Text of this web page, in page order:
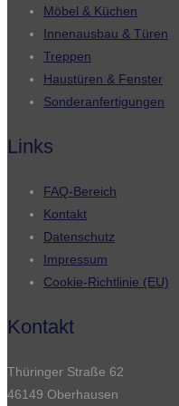
Möbel & Küchen
Innenausbau & Türen
Treppen
Haustüren & Fenster
Sonderanfertigungen
Links
FAQ-Bereich
Kontakt
Datenschutz
Impressum
Cookie-Richtlinie (EU)
Kontakt
Thüringer Straße 62
46149 Oberhausen